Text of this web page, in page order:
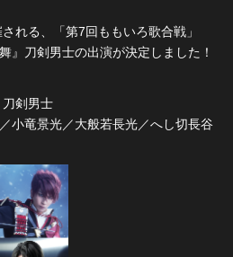
れる、「第7回ももいろ歌合戦」
』刀剣男士の出演が決定しました！
刀剣男士
小竜景光／大般若長光／へし切長谷